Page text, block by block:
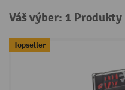
Váš výber: 1 Produkty
Topseller